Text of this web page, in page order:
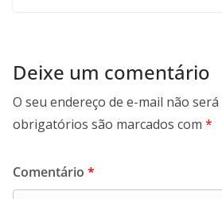
Deixe um comentário
O seu endereço de e-mail não
obrigatórios são marcados com *
Comentário *